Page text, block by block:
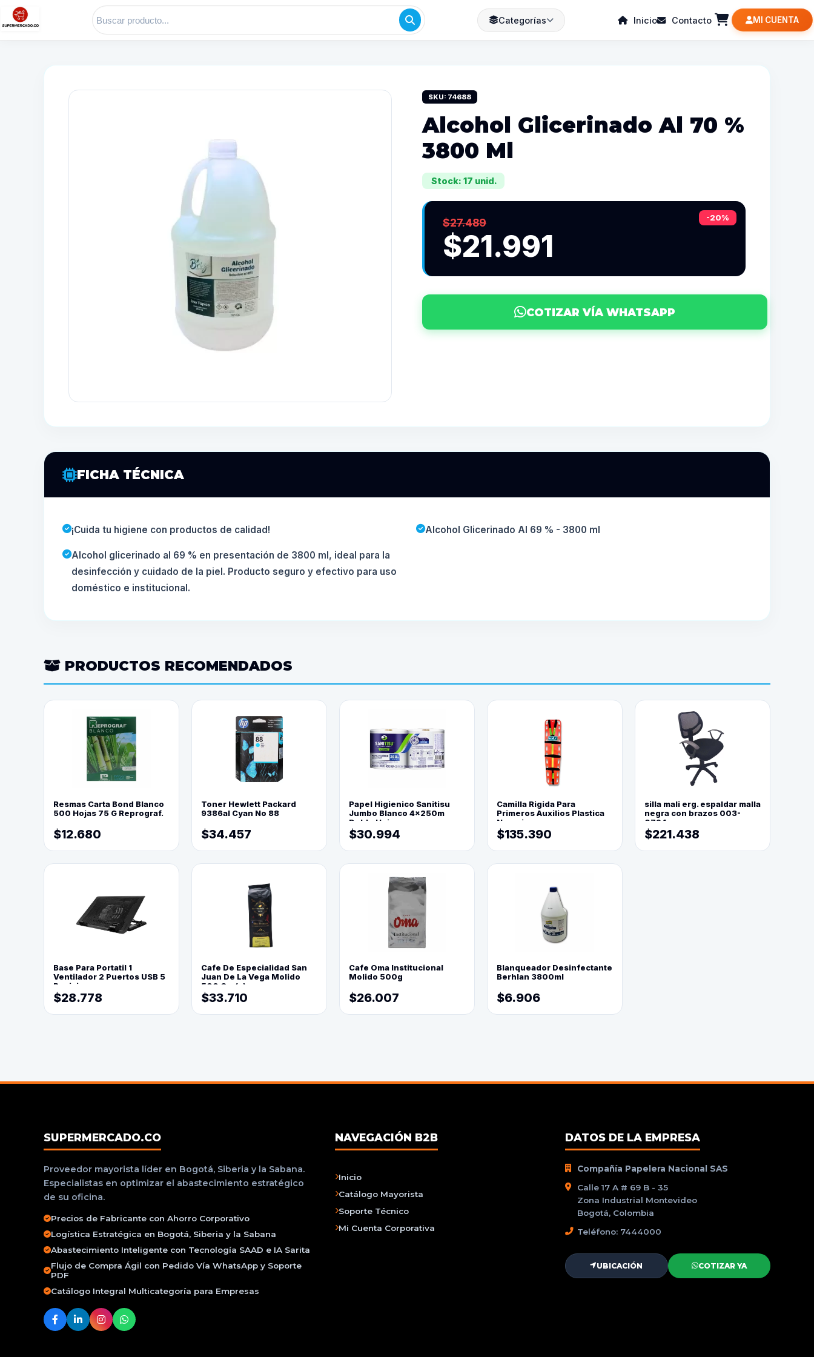
Categorías Inicio Contacto MI CUENTA
SKU: 74688
Alcohol Glicerinado Al 70 %
3800 Ml
Stock: 17 unid.
-20%
$27.489
$21.991
COTIZAR VÍA WHATSAPP
FICHA TÉCNICA
¡Cuida tu higiene con productos de calidad! Alcohol Glicerinado Al 69 % - 3800 ml
Alcohol glicerinado al 69 % en presentación de 3800 ml, ideal para la
desinfección y cuidado de la piel. Producto seguro y efectivo para uso
doméstico e institucional.
PRODUCTOS RECOMENDADOS
Resmas Carta Bond Blanco
500 Hojas 75 G Reprograf.
$12.680
Toner Hewlett Packard
9386al Cyan No 88
$34.457
Papel Higienico Sanitisu
Jumbo Blanco 4x250m
Doble Hoja
$30.994
Camilla Rigida Para
Primeros Auxilios Plastica
Naranja
$135.390
silla mali erg. espaldar malla
negra con brazos 003-
0794
$221.438
Base Para Portatil 1
Ventilador 2 Puertos USB 5
Posiciones
$28.778
Cafe De Especialidad San
Juan De La Vega Molido
500 Grs(=)
$33.710
Cafe Oma Institucional
Molido 500g
$26.007
Blanqueador Desinfectante
Berhlan 3800ml
$6.906
SUPERMERCADO.CO
Proveedor mayorista líder en Bogotá, Siberia y la Sabana.
Especialistas en optimizar el abastecimiento estratégico
de su oficina.
Precios de Fabricante con Ahorro Corporativo
Logística Estratégica en Bogotá, Siberia y la Sabana
Abastecimiento Inteligente con Tecnología SAAD e IA Sarita
Flujo de Compra Ágil con Pedido Vía WhatsApp y Soporte
PDF
Catálogo Integral Multicategoría para Empresas
NAVEGACIÓN B2B
Inicio
Catálogo Mayorista
Soporte Técnico
Mi Cuenta Corporativa
DATOS DE LA EMPRESA
Compañía Papelera Nacional SAS
Calle 17 A # 69 B - 35
Zona Industrial Montevideo
Bogotá, Colombia
Teléfono: 7444000
UBICACIÓN COTIZAR YA